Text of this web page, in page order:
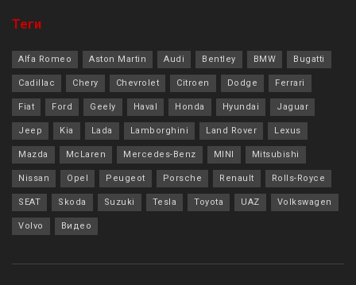
Теги
Alfa Romeo Aston Martin Audi Bentley BMW Bugatti
Cadillac Chery Chevrolet Citroen Dodge Ferrari
Fiat Ford Geely Haval Honda Hyundai Jaguar
Jeep Kia Lada Lamborghini Land Rover Lexus
Mazda McLaren Mercedes-Benz MINI Mitsubishi
Nissan Opel Peugeot Porsche Renault Rolls-Royce
SEAT Skoda Suzuki Tesla Toyota UAZ Volkswagen
Volvo Видео